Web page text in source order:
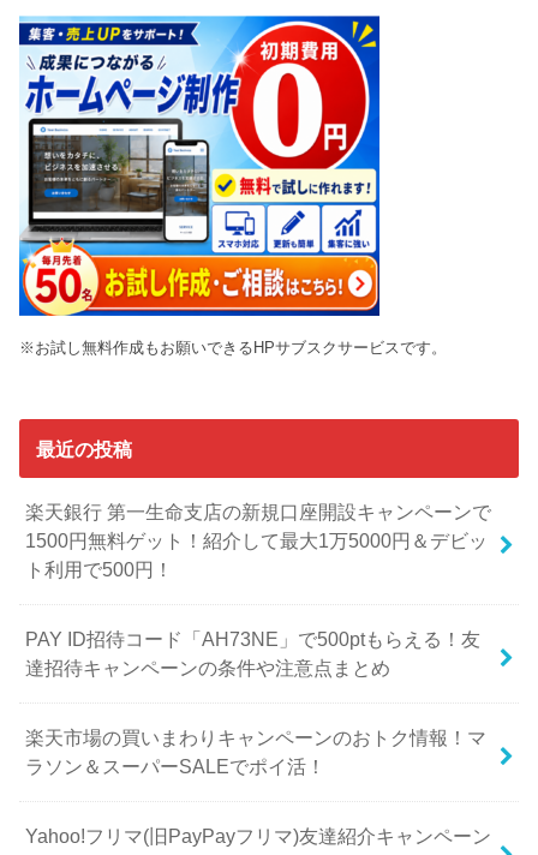
※お試し無料作成もお願いできるHPサブスクサービスです。
最近の投稿
楽天銀行 第一生命支店の新規口座開設キャンペーンで
1500円無料ゲット！紹介して最大1万5000円＆デビッ
ト利用で500円！
PAY ID招待コード「AH73NE」で500ptもらえる！友
達招待キャンペーンの条件や注意点まとめ
楽天市場の買いまわりキャンペーンのおトク情報！マ
ラソン＆スーパーSALEでポイ活！
Yahoo!フリマ(旧PayPayフリマ)友達紹介キャンペーン